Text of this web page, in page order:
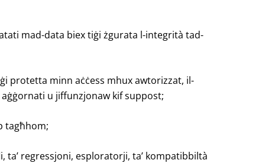
mad-data biex tiġi żgurata l-integrità tad-
protetta minn aċċess mhux awtorizzat, il-
u jiffunzjonaw kif suppost;
tagħhom;
ta’ regressjoni, esploratorji, ta’ kompatibbiltà